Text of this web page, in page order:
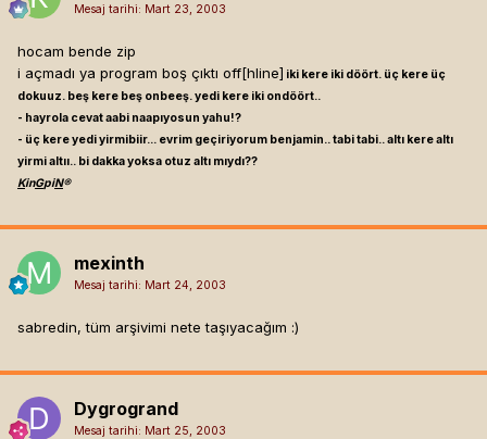
Mesaj tarihi: Mart 23, 2003
hocam bende zip
i açmadı ya program boş çıktı off[hline] iki kere iki döört. üç kere üç
dokuuz. beş kere beş onbeeş. yedi kere iki ondöört..
- hayrola cevat aabi naapıyosun yahu!?
- üç kere yedi yirmibiir... evrim geçiriyorum benjamin.. tabi tabi.. altı kere altı
yirmi altıı.. bi dakka yoksa otuz altı mıydı??
KinGpiN®
mexinth
Mesaj tarihi: Mart 24, 2003
sabredin, tüm arşivimi nete taşıyacağım :)
Dygrogrand
Mesaj tarihi: Mart 25, 2003